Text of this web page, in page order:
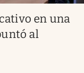
en una
al